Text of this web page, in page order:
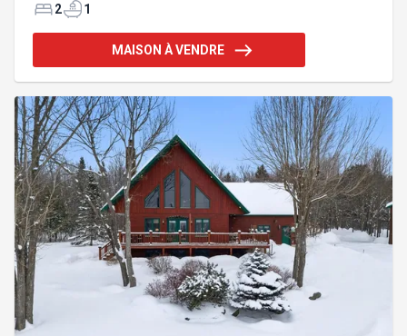
cette propriété offre un cadre de vie chaleureux et
Équipe Lacroix - (819) 847-0444 ie: Courtiers
immobiliers groupe sutton - immobilier estrie,
https://passerelle.centris.ca/redirect.aspx?
CodeDest=IDGRAFIX&NoMLS=18702190
2 1
MAISON À VENDRE